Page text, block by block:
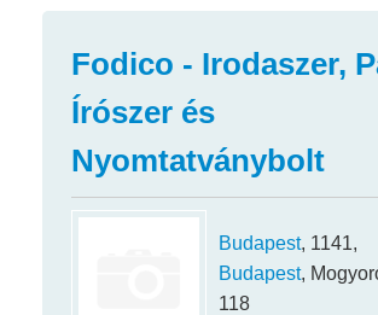
Fodico - Irodaszer,
Írószer és
Nyomtatványbolt
Budapest, 1141,
Budapest,
118